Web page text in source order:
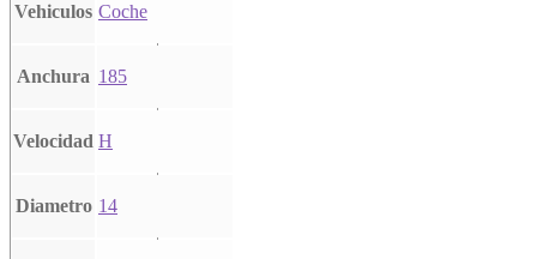
Vehiculos Coche
Anchura 185
Velocidad H
Diametro 14